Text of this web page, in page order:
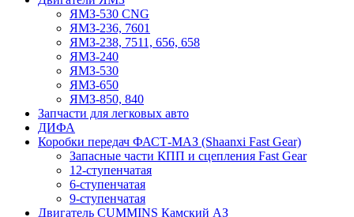
ЯМЗ-530 CNG
ЯМЗ-236, 7601
ЯМЗ-238, 7511, 656, 658
ЯМЗ-240
ЯМЗ-530
ЯМЗ-650
ЯМЗ-850, 840
Запчасти для легковых авто
ДИФА
Коробки передач ФАСТ-МАЗ (Shaanxi Fast Gear)
Запасные части КПП и сцепления Fast Gear
12-ступенчатая
6-ступенчатая
9-ступенчатая
Двигатель CUMMINS Камский АЗ